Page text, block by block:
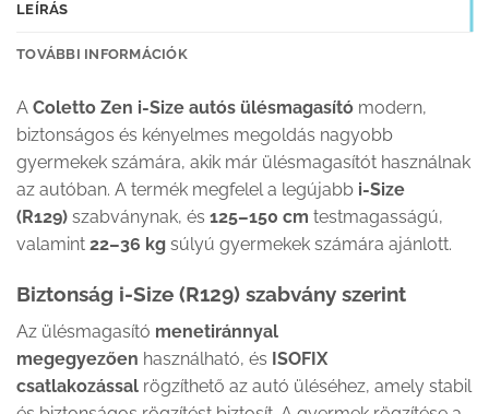
LEÍRÁS
TOVÁBBI INFORMÁCIÓK
A Coletto Zen i-Size autós ülésmagasító modern,
biztonságos és kényelmes megoldás nagyobb
gyermekek számára, akik már ülésmagasítót használnak
az autóban. A termék megfelel a legújabb i-Size
(R129) szabványnak, és 125–150 cm testmagasságú,
valamint 22–36 kg súlyú gyermekek számára ajánlott.
Biztonság i-Size (R129) szabvány szerint
Az ülésmagasító menetiránnyal
megegyezően használható, és ISOFIX
csatlakozással rögzíthető az autó üléséhez, amely stabil